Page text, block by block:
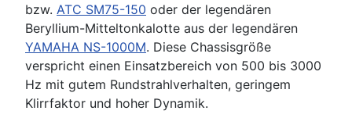
bzw. ATC SM75-150 oder der legendären
Beryllium-Mitteltonkalotte aus der legendären
YAMAHA NS-1000M. Diese Chassisgröße
verspricht einen Einsatzbereich von 500 bis 3000
Hz mit gutem Rundstrahlverhalten, geringem
Klirrfaktor und hoher Dynamik.